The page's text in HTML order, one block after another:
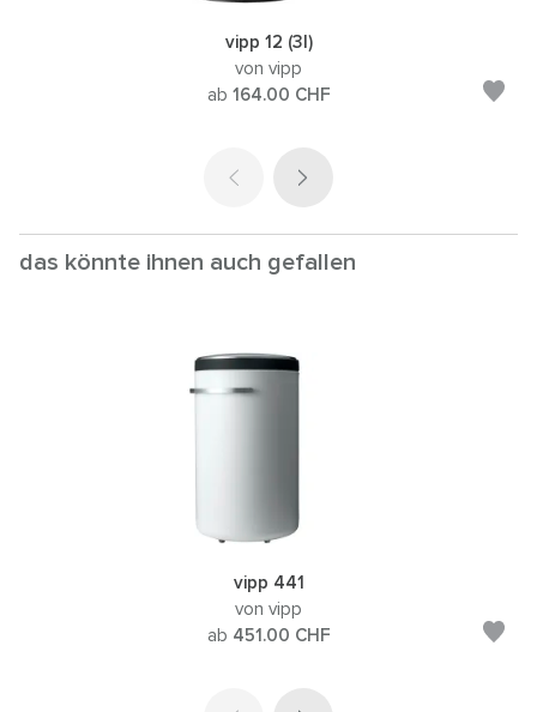
vipp 12 (3l)
von vipp
ab 164.00 CHF
das könnte ihnen auch gefallen
vipp 441
von vipp
ab 451.00 CHF